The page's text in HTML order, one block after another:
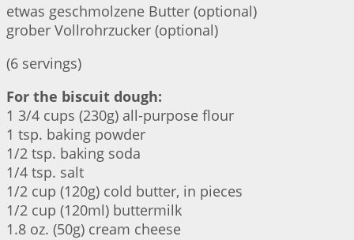
etwas geschmolzene Butter (optional)
grober Vollrohrzucker (optional)
(6 servings)
For the biscuit dough:
1 3/4 cups (230g) all-purpose flour
1 tsp. baking powder
1/2 tsp. baking soda
1/4 tsp. salt
1/2 cup (120g) cold butter, in pieces
1/2 cup (120ml) buttermilk
1.8 oz. (50g) cream cheese